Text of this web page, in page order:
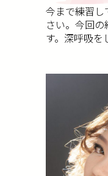
今まで練習し
さい。今回
す。深呼吸を